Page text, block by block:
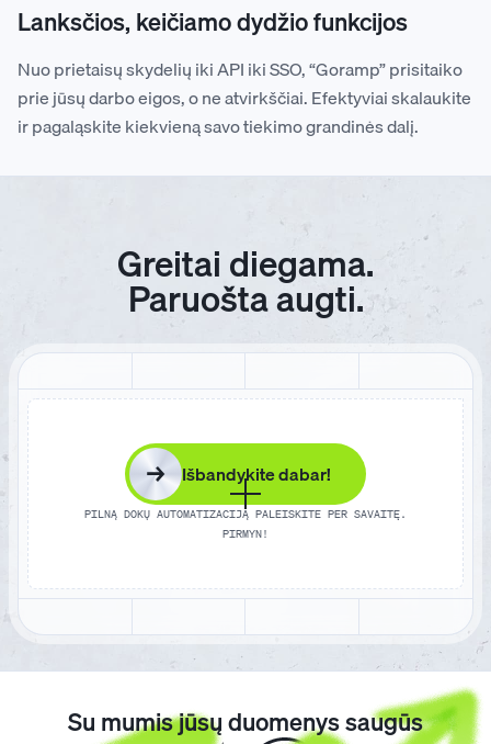
Lanksčios, keičiamo dydžio funkcijos
Nuo prietaisų skydelių iki API iki SSO, “Goramp” prisitaiko
prie jūsų darbo eigos, o ne atvirkščiai. Efektyviai skalaukite
ir pagaląskite kiekvieną savo tiekimo grandinės dalį.
Greitai diegama.
Paruošta augti.
→ Išbandykite dabar!
PILNĄ DOKŲ AUTOMATIZACIJĄ PALEISKITE PER SAVAITĘ.
PIRMYN!
Su mumis jūsų duomenys saugūs